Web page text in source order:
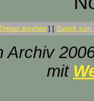
ansehen ] [ Zurück zum
Archiv
mit